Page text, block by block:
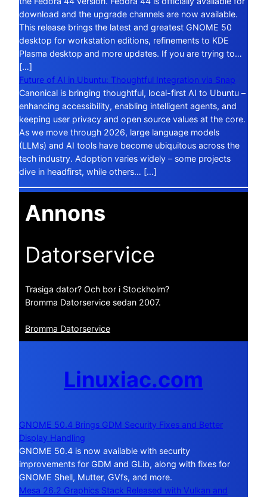
download and the upgrade channels are now available.
This release brings the latest and greatest GNOME 50
desktop for workstation editions, refinements to KDE
Plasma desktop and more updates. If you are trying to…
[…]
Future of AI in Ubuntu: Thoughtful Integration via Snap
Canonical is bringing thoughtful, local-first AI to Ubuntu –
enhancing accessibility, enabling intelligent agents, and
keeping user privacy and open source values at the core.
As we move through 2026, large language models
(LLMs) and AI tools have become ubiquitous across the
tech industry. Adoption varies widely – some projects
dive in headfirst, while others… […]
Annons
Datorservice
Trasiga dator? Och bor i Stockholm?
Bromma Datorservice sedan 2007.
Bromma Datorservice
Linuxiac.com
GNOME 50.4 Brings GDM Security Fixes and Better
Display Handling
GNOME 50.4 is now available with security
improvements for GDM and GLib, along with fixes for
GNOME Shell, Mutter, GVfs, and more.
Mesa 26.2 Graphics Stack Released with Vulkan and